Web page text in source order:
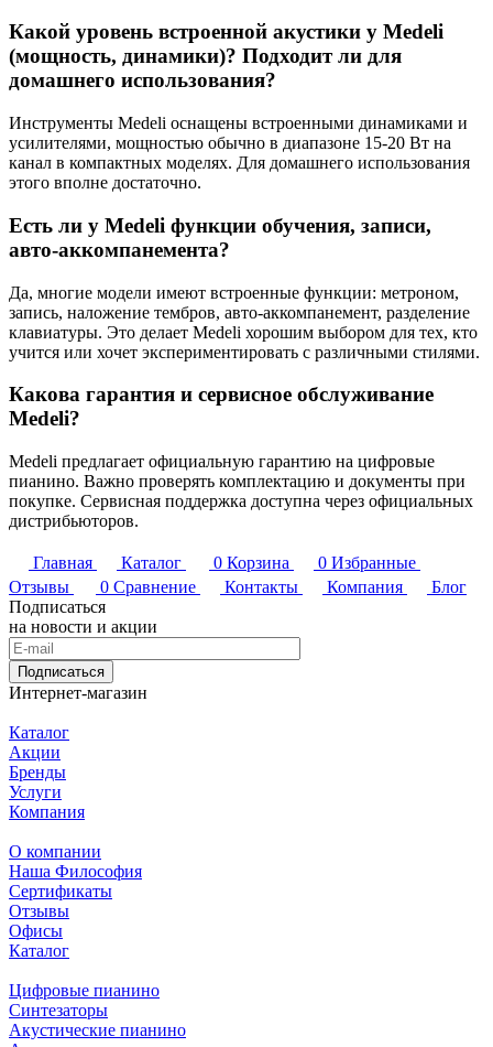
Какой уровень встроенной акустики у Medeli
(мощность, динамики)? Подходит ли для
домашнего использования?
Инструменты Medeli оснащены встроенными динамиками и
усилителями, мощностью обычно в диапазоне 15-20 Вт на
канал в компактных моделях. Для домашнего использования
этого вполне достаточно.
Есть ли у Medeli функции обучения, записи,
авто-аккомпанемента?
Да, многие модели имеют встроенные функции: метроном,
запись, наложение тембров, авто-аккомпанемент, разделение
клавиатуры. Это делает Medeli хорошим выбором для тех, кто
учится или хочет экспериментировать с различными стилями.
Какова гарантия и сервисное обслуживание
Medeli?
Medeli предлагает официальную гарантию на цифровые
пианино. Важно проверять комплектацию и документы при
покупке. Сервисная поддержка доступна через официальных
дистрибьюторов.
Главная Каталог 0 Корзина 0 Избранные
Отзывы
0 Сравнение Контакты Компания
Блог
Подписаться
на новости и акции
Подписаться
Интернет-магазин
Каталог
Акции
Бренды
Услуги
Компания
О компании
Наша Философия
Сертификаты
Отзывы
Офисы
Каталог
Цифровые пианино
Синтезаторы
Акустические пианино